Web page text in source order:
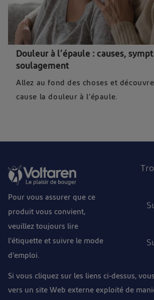
Douleur à l’épaule : causes,
soulagement
Allez au fond des choses et
cause la douleur à l’épaule.
Pour vous assurer que ce
produit vous convient,
veuillez toujours lire
l’étiquette et suivre le mode
d’emploi.
Si vous cliquez sur les liens ci-dessus,
vers un site Web externe exploité de